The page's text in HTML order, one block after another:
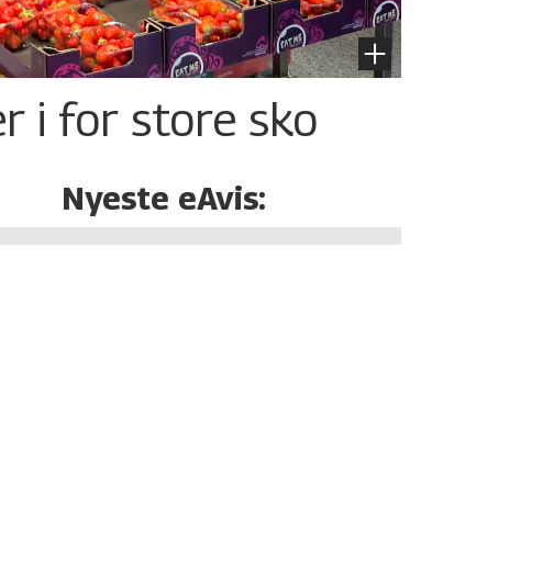
i for store sko
Nyeste eAvis: